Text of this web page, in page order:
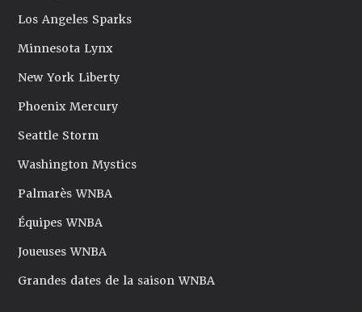
Los Angeles Sparks
Minnesota Lynx
New York Liberty
Phoenix Mercury
Seattle Storm
Washington Mystics
Palmarès WNBA
Équipes WNBA
Joueuses WNBA
Grandes dates de la saison WNBA